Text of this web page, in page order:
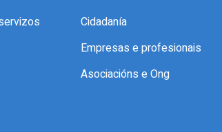
Cidadanía
Empresas e profesionais
Asociacións e Ong